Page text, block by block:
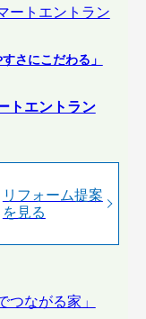
すさにこだわる」
トエントラン
リフォーム提案
を見る